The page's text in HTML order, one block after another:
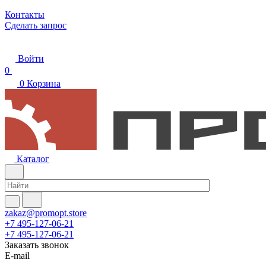
Контакты
Сделать запрос
Войти
0
0 Корзина
Каталог
zakaz@promopt.store
+7 495-127-06-21
+7 495-127-06-21
Заказать звонок
E-mail